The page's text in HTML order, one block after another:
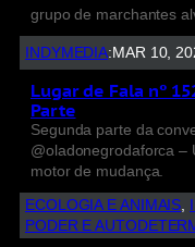
grupo de marchantes
INDYMEDIA: MAR 10,
Lugar de Fala nº
Parte
Segunda parte da
@oladonegrodaforca –
motor de mudança.
ECOLOGIA E ANIMAIS,
PODER E